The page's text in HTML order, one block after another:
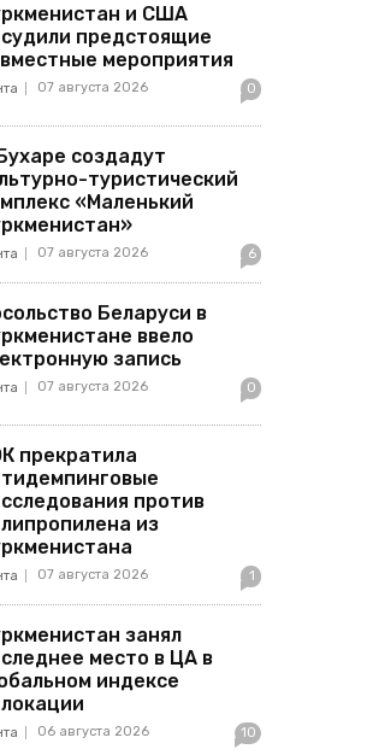
и США
предстоящие
мероприятия
07 августа 2026 0
создадут
туристический
«Маленький
07 августа 2026 6
Беларуси в
ввело
запись
07 августа 2026 0
прекратила
против
из
07 августа 2026 1
занял
место в ЦА в
индексе
06 августа 2026 10